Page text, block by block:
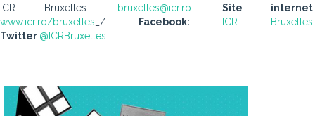
ICR Bruxelles:
bruxelles@icr.ro. Site internet:
www.icr.ro/bruxelles _/ Facebook: ICR Bruxelles.
Twitter:@ICRBruxelles